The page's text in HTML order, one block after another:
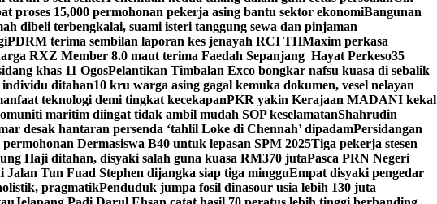
proses 15,000 permohonan pekerja asing bantu sektor ekonomiBangunan
dibeli terbengkalai, suami isteri tanggung sewa dan pinjaman
PDRM terima sembilan laporan kes jenayah RCI THMaxim perkasa
RXZ Member 8.0 maut terima Faedah Sepanjang Hayat Perkeso35
khas 11 OgosPelantikan Timbalan Exco bongkar nafsu kuasa di sebalik
ditahan10 kru warga asing gagal kemuka dokumen, vesel nelayan
teknologi demi tingkat kecekapanPKR yakin Kerajaan MADANI kekal
maritim diingat tidak ambil mudah SOP keselamatanShahrudin
desak hantaran persenda ‘tahlil Loke di Chennah’ dipadamPersidangan
Dermasiswa B40 untuk lepasan SPM 2025Tiga pekerja stesen
Haji ditahan, disyaki salah guna kuasa RM370 jutaPasca PRN Negeri
Jalan Tun Fuad Stephen dijangka siap tiga mingguEmpat disyaki pengedar
pragmatikPenduduk jumpa fosil dinasour usia lebih 130 juta